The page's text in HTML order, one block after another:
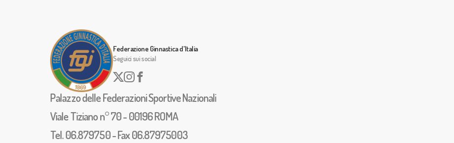
Federazione Ginnastica d'Italia
Seguici sui social
Palazzo delle Federazioni Sportive Nazionali
Viale Tiziano n° 70 - 00196 ROMA
Tel. 06.879750 - Fax 06.87975003